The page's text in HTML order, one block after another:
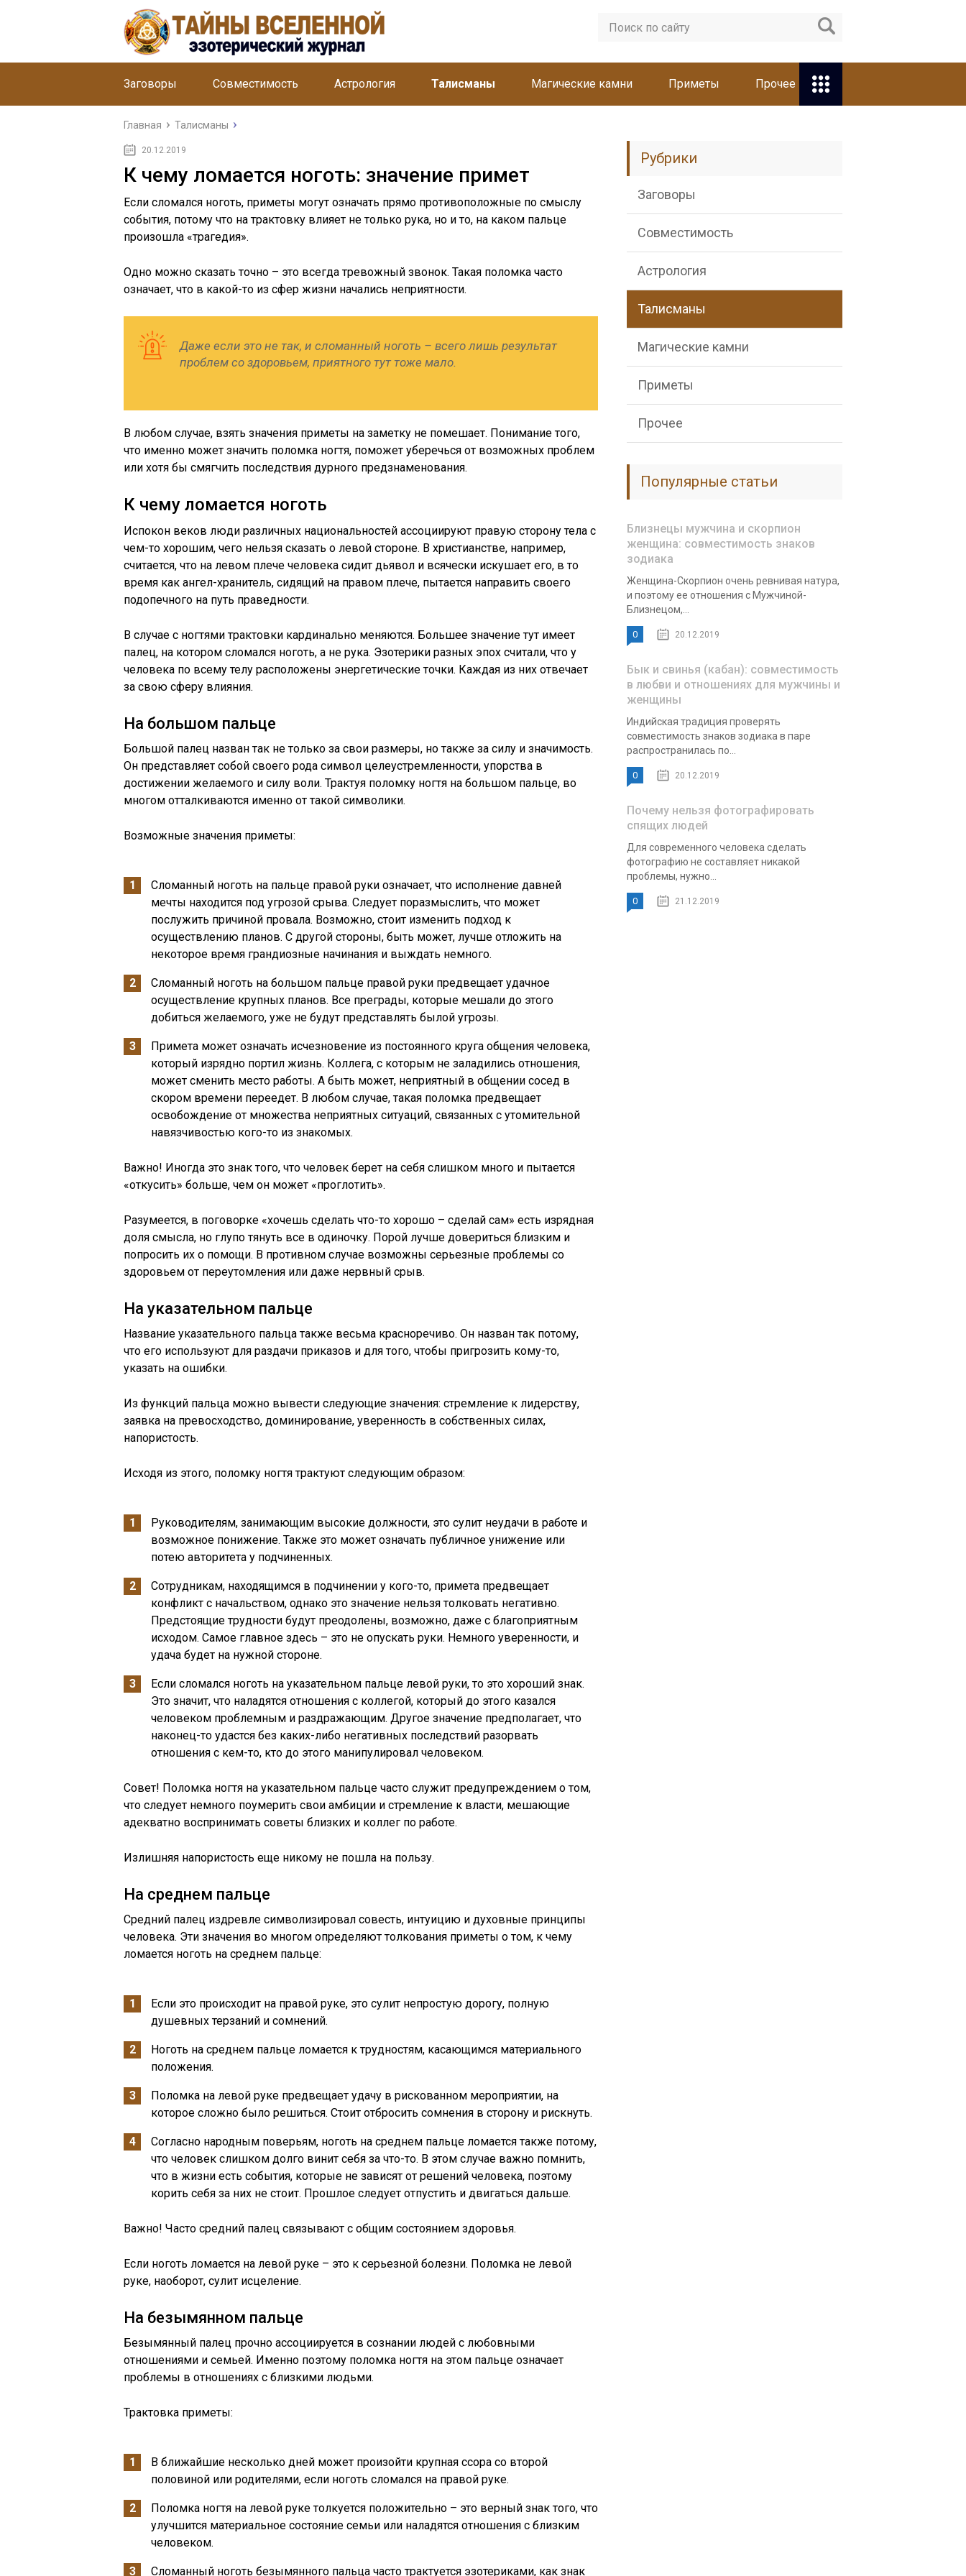
Заговоры Совместимость Астрология Талисманы Магические камни Приметы Прочее
Главная Талисманы
20.12.2019
К чему ломается ноготь: значение примет
Если сломался ноготь, приметы могут означать прямо противоположные по смыслу
события, потому что на трактовку влияет не только рука, но и то, на каком пальце
произошла «трагедия».
Одно можно сказать точно – это всегда тревожный звонок. Такая поломка часто
означает, что в какой-то из сфер жизни начались неприятности.
Даже если это не так, и сломанный ноготь – всего лишь результат
проблем со здоровьем, приятного тут тоже мало.
В любом случае, взять значения приметы на заметку не помешает. Понимание того,
что именно может значить поломка ногтя, поможет уберечься от возможных проблем
или хотя бы смягчить последствия дурного предзнаменования.
К чему ломается ноготь
Испокон веков люди различных национальностей ассоциируют правую сторону тела с
чем-то хорошим, чего нельзя сказать о левой стороне. В христианстве, например,
считается, что на левом плече человека сидит дьявол и всячески искушает его, в то
время как ангел-хранитель, сидящий на правом плече, пытается направить своего
подопечного на путь праведности.
В случае с ногтями трактовки кардинально меняются. Большее значение тут имеет
палец, на котором сломался ноготь, а не рука. Эзотерики разных эпох считали, что у
человека по всему телу расположены энергетические точки. Каждая из них отвечает
за свою сферу влияния.
На большом пальце
Большой палец назван так не только за свои размеры, но также за силу и значимость.
Он представляет собой своего рода символ целеустремленности, упорства в
достижении желаемого и силу воли. Трактуя поломку ногтя на большом пальце, во
многом отталкиваются именно от такой символики.
Возможные значения приметы:
Сломанный ноготь на пальце правой руки означает, что исполнение давней
мечты находится под угрозой срыва. Следует поразмыслить, что может
послужить причиной провала. Возможно, стоит изменить подход к
осуществлению планов. С другой стороны, быть может, лучше отложить на
некоторое время грандиозные начинания и выждать немного.
Сломанный ноготь на большом пальце правой руки предвещает удачное
осуществление крупных планов. Все преграды, которые мешали до этого
добиться желаемого, уже не будут представлять былой угрозы.
Примета может означать исчезновение из постоянного круга общения человека,
который изрядно портил жизнь. Коллега, с которым не заладились отношения,
может сменить место работы. А быть может, неприятный в общении сосед в
скором времени переедет. В любом случае, такая поломка предвещает
освобождение от множества неприятных ситуаций, связанных с утомительной
навязчивостью кого-то из знакомых.
Важно! Иногда это знак того, что человек берет на себя слишком много и пытается
«откусить» больше, чем он может «проглотить».
Разумеется, в поговорке «хочешь сделать что-то хорошо – сделай сам» есть изрядная
доля смысла, но глупо тянуть все в одиночку. Порой лучше довериться близким и
попросить их о помощи. В противном случае возможны серьезные проблемы со
здоровьем от переутомления или даже нервный срыв.
На указательном пальце
Название указательного пальца также весьма красноречиво. Он назван так потому,
что его используют для раздачи приказов и для того, чтобы пригрозить кому-то,
указать на ошибки.
Из функций пальца можно вывести следующие значения: стремление к лидерству,
заявка на превосходство, доминирование, уверенность в собственных силах,
напористость.
Исходя из этого, поломку ногтя трактуют следующим образом:
Руководителям, занимающим высокие должности, это сулит неудачи в работе и
возможное понижение. Также это может означать публичное унижение или
потею авторитета у подчиненных.
Сотрудникам, находящимся в подчинении у кого-то, примета предвещает
конфликт с начальством, однако это значение нельзя толковать негативно.
Предстоящие трудности будут преодолены, возможно, даже с благоприятным
исходом. Самое главное здесь – это не опускать руки. Немного уверенности, и
удача будет на нужной стороне.
Если сломался ноготь на указательном пальце левой руки, то это хороший знак.
Это значит, что наладятся отношения с коллегой, который до этого казался
человеком проблемным и раздражающим. Другое значение предполагает, что
наконец-то удастся без каких-либо негативных последствий разорвать
отношения с кем-то, кто до этого манипулировал человеком.
Совет! Поломка ногтя на указательном пальце часто служит предупреждением о том,
что следует немного поумерить свои амбиции и стремление к власти, мешающие
адекватно воспринимать советы близких и коллег по работе.
Излишняя напористость еще никому не пошла на пользу.
На среднем пальце
Средний палец издревле символизировал совесть, интуицию и духовные принципы
человека. Эти значения во многом определяют толкования приметы о том, к чему
ломается ноготь на среднем пальце:
Если это происходит на правой руке, это сулит непростую дорогу, полную
душевных терзаний и сомнений.
Ноготь на среднем пальце ломается к трудностям, касающимся материального
положения.
Поломка на левой руке предвещает удачу в рискованном мероприятии, на
которое сложно было решиться. Стоит отбросить сомнения в сторону и рискнуть.
Согласно народным поверьям, ноготь на среднем пальце ломается также потому,
что человек слишком долго винит себя за что-то. В этом случае важно помнить,
что в жизни есть события, которые не зависят от решений человека, поэтому
корить себя за них не стоит. Прошлое следует отпустить и двигаться дальше.
Важно! Часто средний палец связывают с общим состоянием здоровья.
Если ноготь ломается на левой руке – это к серьезной болезни. Поломка не левой
руке, наоборот, сулит исцеление.
На безымянном пальце
Безымянный палец прочно ассоциируется в сознании людей с любовными
отношениями и семьей. Именно поэтому поломка ногтя на этом пальце означает
проблемы в отношениях с близкими людьми.
Трактовка приметы:
В ближайшие несколько дней может произойти крупная ссора со второй
половиной или родителями, если ноготь сломался на правой руке.
Поломка ногтя на левой руке толкуется положительно – это верный знак того, что
улучшится материальное состояние семьи или наладятся отношения с близким
человеком.
Сломанный ноготь безымянного пальца часто трактуется эзотериками, как знак
Рубрики
Заговоры
Совместимость
Астрология
Талисманы
Магические камни
Приметы
Прочее
Популярные статьи
Близнецы мужчина и скорпион
женщина: совместимость знаков
зодиака
Женщина-Скорпион очень ревнивая натура,
и поэтому ее отношения с Мужчиной-
Близнецом,...
0 20.12.2019
Бык и свинья (кабан): совместимость
в любви и отношениях для мужчины и
женщины
Индийская традиция проверять
совместимость знаков зодиака в паре
распространилась по...
0 20.12.2019
Почему нельзя фотографировать
спящих людей
Для современного человека сделать
фотографию не составляет никакой
проблемы, нужно...
0 21.12.2019